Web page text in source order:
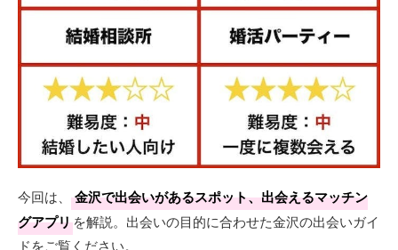
今回は、
金沢で出会いがあるスポット、出会えるマッチン
グアプリを解説。出会いの目的に合わせた金沢の出会いガイ
ドをご覧ください。